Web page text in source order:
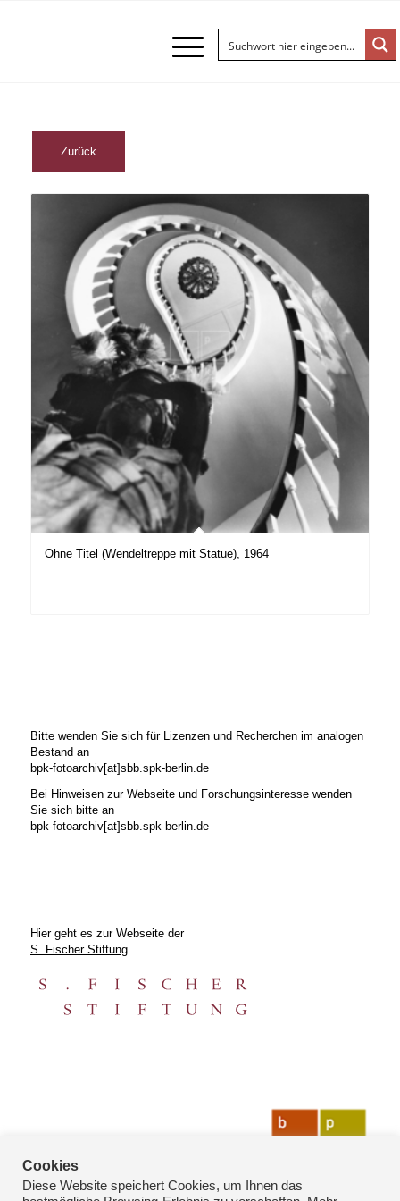
Ohne Titel (Wendeltreppe mit Statue), 1964
Bitte wenden Sie sich für Lizenzen und Recherchen im analogen
Bestand an
bpk-fotoarchiv[at]sbb.spk-berlin.de
Bei Hinweisen zur Webseite und Forschungsinteresse wenden
Sie sich bitte an
bpk-fotoarchiv[at]sbb.spk-berlin.de
Hier geht es zur Webseite der
S. Fischer Stiftung
Cookies
Diese Website speichert Cookies, um Ihnen das